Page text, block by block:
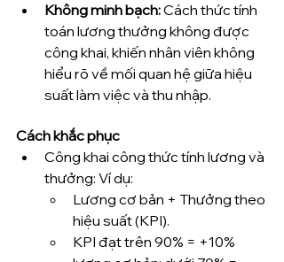
Không minh bạch: Cách thức tính
toán lương thưởng không được
công khai, khiến nhân viên không
hiểu rõ về mối quan hệ giữa hiệu
suất làm việc và thu nhập.
Cách khắc phục
Công khai công thức tính lương và
thưởng: Ví dụ:
Lương cơ bản + Thưởng theo
hiệu suất (KPI).
KPI đạt trên 90% = +10%